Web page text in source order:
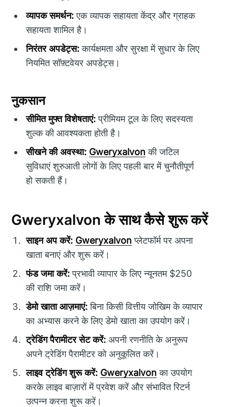
व्यापक समर्थन:एक व्यापक सहायता केंद्र और ग्राहक
सहायता शामिल है।
निरंतर अपडेट्स:कार्यक्षमता और सुरक्षा में सुधार के लिए
नियमित सॉफ़्टवेयर अपडेट्स।
नुकसान
सीमित मुफ्त विशेषताएं:प्रीमियम टूल के लिए सदस्यता
शुल्क की आवश्यकता होती है।
सीखने की अवस्था: Gweryxalvon की जटिल
सुविधाएं शुरुआती लोगों के लिए पहली बार में चुनौतीपूर्ण
हो सकती हैं।
Gweryxalvon के साथ कैसे शुरू करें
साइन अप करें: Gweryxalvon प्लेटफॉर्म पर अपना
खाता बनाएं और शुरू करें।
फंड जमा करें:प्रभावी व्यापार के लिए न्यूनतम $250
की राशि जमा करें।
डेमो खाता आज़माएं:बिना किसी वित्तीय जोखिम के व्यापार
का अभ्यास करने के लिए डेमो खाता का उपयोग करें।
ट्रेडिंग पैरामीटर सेट करें: अपनी रणनीति के अनुरूप
अपने ट्रेडिंग पैरामीटर को अनुकूलित करें।
लाइव ट्रेडिंग शुरू करें: Gweryxalvon का उपयोग
करके लाइव बाज़ारों में प्रवेश करें और संभावित रिटर्न
उत्पन्न करना शुरू करें।